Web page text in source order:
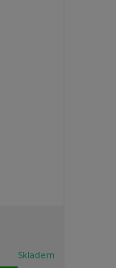
Skladem